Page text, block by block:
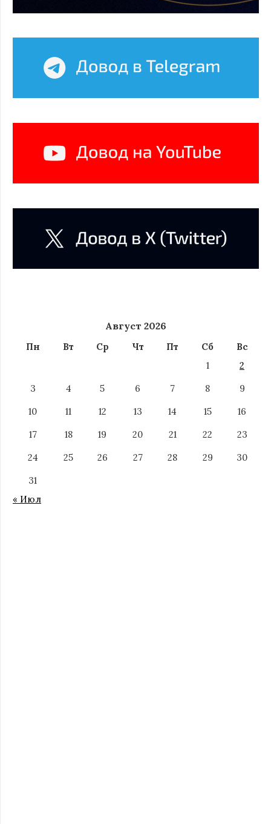
Август 2026
Пн Вт Ср Чт Пт Сб
Вс
1
2
3
4 5 6 7 8
9
10
11 12 13 14 15
16
17
18 19 20 21 22
23
24
25 26 27 28 29
30
31
« Июл